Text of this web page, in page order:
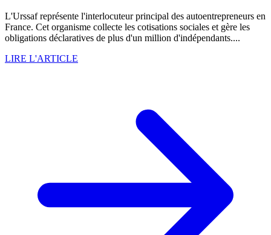
L'Urssaf représente l'interlocuteur principal des autoentrepreneurs en
France. Cet organisme collecte les cotisations sociales et gère les
obligations déclaratives de plus d'un million d'indépendants....
LIRE L'ARTICLE